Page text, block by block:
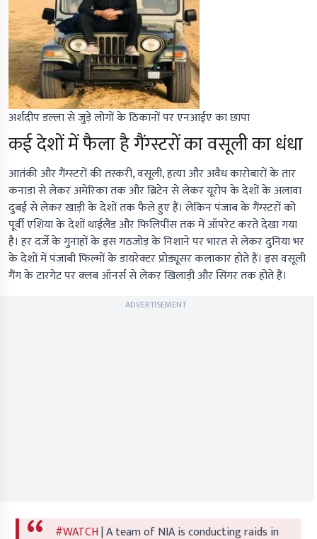
अर्शदीप डल्ला से जुड़े लोगों के ठिकानों पर एनआईए का छापा
कई देशों में फैला है गैंग्स्टरों का वसूली का धंधा
आतंकी और गैंग्स्टरों की तस्करी, वसूली, हत्या और अवैध कारोबारों के तार
कनाडा से लेकर अमेरिका तक और ब्रिटेन से लेकर यूरोप के देशों के अलावा
दुबई से लेकर खाड़ी के देशों तक फैले हुए हैं। लेकिन पंजाब के गैंग्स्टरों को
पूर्वी एशिया के देशों थाईलैंड और फिलिपींस तक में ऑपरेट करते देखा गया
है। हर दर्जे के गुनाहों के इस गठजोड़ के निशाने पर भारत से लेकर दुनिया भर
के देशों में पंजाबी फिल्मों के डायरेक्टर प्रोड्यूसर कलाकार होते हैं। इस वसूली
गैंग के टारगेट पर क्लब ऑनर्स से लेकर खिलाड़ी और सिंगर तक होते हैं।
ADVERTISEMENT
#WATCH| A team of NIA is conducting raids in